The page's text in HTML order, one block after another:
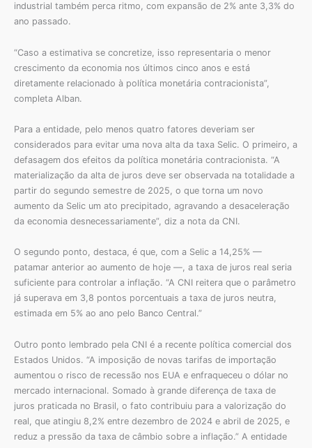
industrial também perca ritmo, com expansão de 2% ante 3,3% do
ano passado.
“Caso a estimativa se concretize, isso representaria o menor
crescimento da economia nos últimos cinco anos e está
diretamente relacionado à política monetária contracionista”,
completa Alban.
Para a entidade, pelo menos quatro fatores deveriam ser
considerados para evitar uma nova alta da taxa Selic. O primeiro, a
defasagem dos efeitos da política monetária contracionista. “A
materialização da alta de juros deve ser observada na totalidade a
partir do segundo semestre de 2025, o que torna um novo
aumento da Selic um ato precipitado, agravando a desaceleração
da economia desnecessariamente”, diz a nota da CNI.
O segundo ponto, destaca, é que, com a Selic a 14,25% —
patamar anterior ao aumento de hoje —, a taxa de juros real seria
suficiente para controlar a inflação. “A CNI reitera que o parâmetro
já superava em 3,8 pontos porcentuais a taxa de juros neutra,
estimada em 5% ao ano pelo Banco Central.”
Outro ponto lembrado pela CNI é a recente política comercial dos
Estados Unidos. “A imposição de novas tarifas de importação
aumentou o risco de recessão nos EUA e enfraqueceu o dólar no
mercado internacional. Somado à grande diferença de taxa de
juros praticada no Brasil, o fato contribuiu para a valorização do
real, que atingiu 8,2% entre dezembro de 2024 e abril de 2025, e
reduz a pressão da taxa de câmbio sobre a inflação.” A entidade